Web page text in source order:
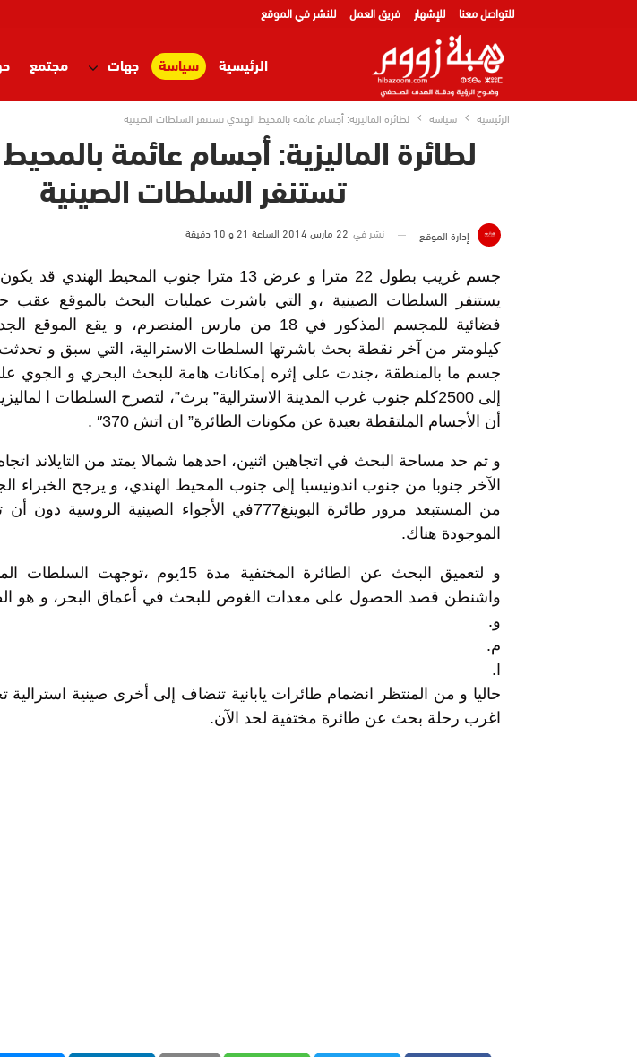
للتواصل معنا للإشهار فريق العمل للنشر في الموقع
الرئيسية سياسة جهات مجتمع
الرئيسية سياسة لطائرة الماليزية: أجسام عائمة بالمحيط الهندي تستنفر السلطات الصينية
لطائرة الماليزية: أجسام عائمة
تستنفر السلطات الصينية
إدارة الموقع نشر في 22 مارس 2014 الساعة 21 و 10 دقيقة
جسم غريب بطول 22 مترا و عرض 13 مترا جنوب المحيط
يستنفر السلطات الصينية ،و التي باشرت عمليات البحث بالموقع عقب
كيلومتر من آخر نقطة بحث باشرتها السلطات الاسترالية، التي سبق و
إلى 2500كلم جنوب غرب المدينة الاسترالية” برث”، لتصرح السلطات ا
أن الأجسام الملتقطة بعيدة عن مكونات الطائرة” ان اتش 370″ .
و تم حد مساحة البحث في اتجاهين اثنين، احدهما شمالا يمتد من التايلاند
الآخر جنوبا من جنوب اندونيسيا إلى جنوب المحيط الهندي، و يرجح الخبراء
من المستبعد مرور طائرة البوينغ777في الأجواء الصينية
الموجودة هناك.
و لتعميق البحث عن الطائرة المختفية مدة 15يوم
واشنطن قصد الحصول على معدات الغوص للبحث في أعماق البحر، و هو
و.
م.
ا.
حاليا و من المنتظر انضمام طائرات يابانية تنضاف إلى أخرى صينية
اغرب رحلة بحث عن طائرة مختفية لحد الآن.